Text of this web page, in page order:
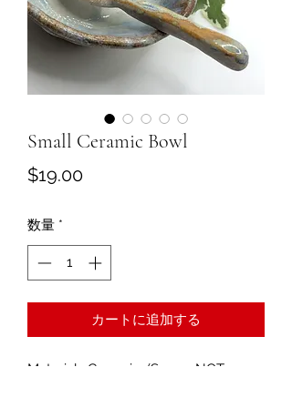
Small Ceramic Bowl
$19.00価
数量 *
カートに追加する
Material : Ceramic (Spoon NOT